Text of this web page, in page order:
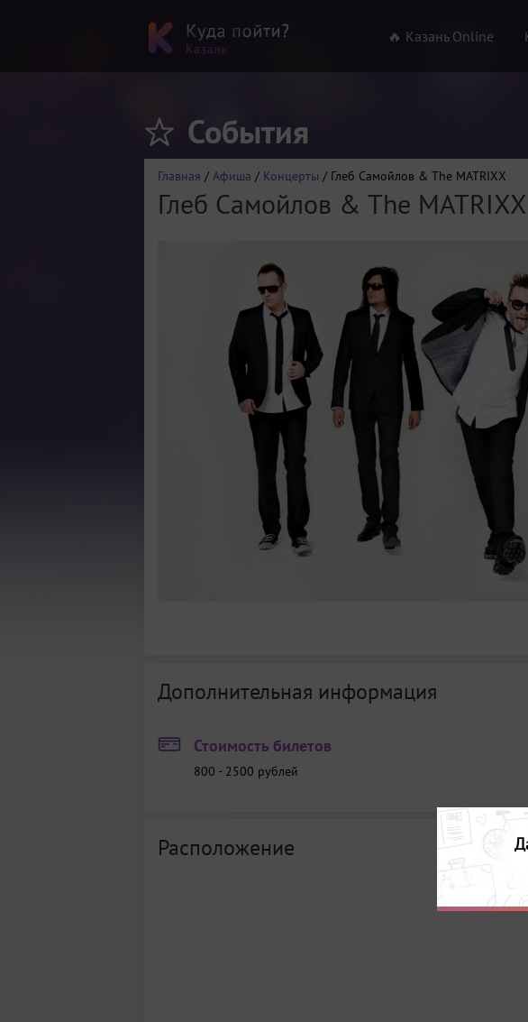
🔥 Казань Online
События
Главная / Афиша / Концерты / Глеб Самойлов & The MATRIXX
Глеб Самойлов & The MATRIXX
Дополнительная информация
Стоимость билетов
800 - 2500 рублей
Расположение